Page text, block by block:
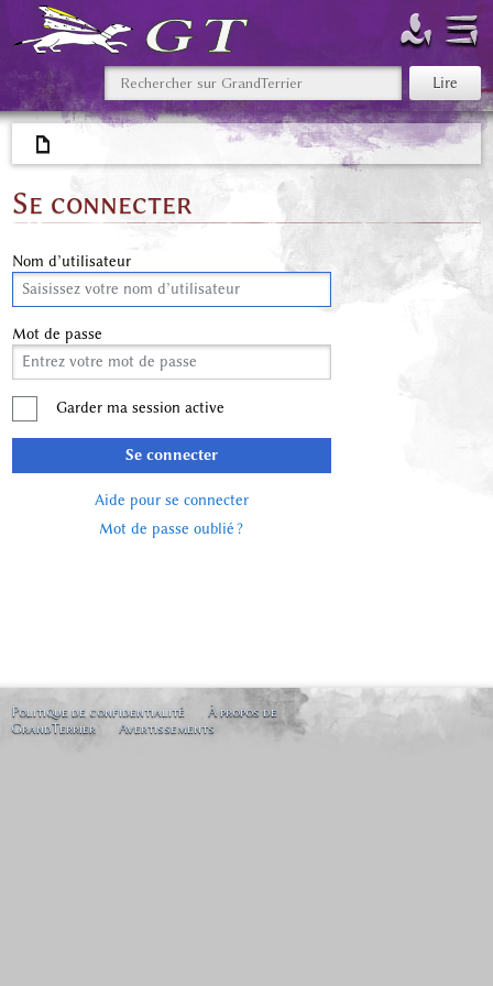
Se connecter
Nom d’utilisateur
Mot de passe
Garder ma session active
Se connecter
Aide pour se connecter
Mot de passe oublié ?
Politique de confidentialité
À propos de
GrandTerrier
Avertissements